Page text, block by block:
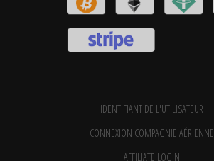
IDENTIFIANT DE L'UTILISATEUR
CONNEXION COMPAGNIE AÉRIENNE
AFFILIATE LOGIN